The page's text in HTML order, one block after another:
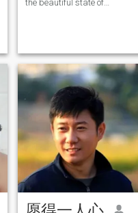
the beautiful state of
fashion, technology, and
embracing the g